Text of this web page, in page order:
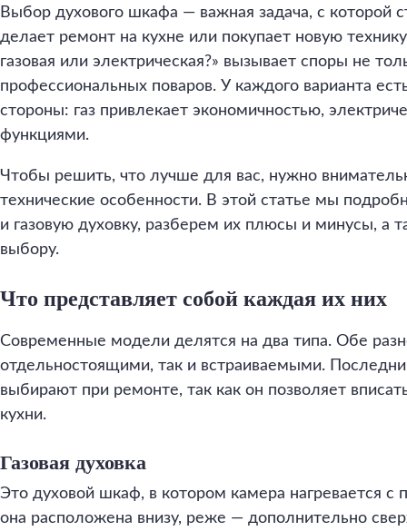
Выбор духового шкафа — важная задача, с которой
делает ремонт на кухне или покупает новую
газовая или электрическая?» вызывает споры не
профессиональных поваров. У каждого варианта
стороны: газ привлекает экономичностью,
функциями.
Чтобы решить, что лучше для вас, нужно
технические особенности. В этой статье мы
и газовую духовку, разберем их плюсы и минусы, а
выбору.
Что представляет собой каждая их них
Современные модели делятся на два типа. Обе
отдельностоящими, так и встраиваемыми.
выбирают при ремонте, так как он позволяет
кухни.
Газовая духовка
Это духовой шкаф, в котором камера нагревается
она расположена внизу, реже — дополнительно